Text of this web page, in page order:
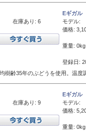
在庫あり: 6
Eギガル
モデル:
価格:
重量: 0kg
登録日:
樹齢35年のぶどうを使用。温度
在庫あり: 9
Eギガル
モデル:
価格:
重量: 0kg